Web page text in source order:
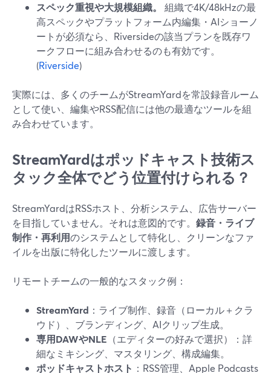
スペック重視や大規模組織。
組織で4K/48kHzの最
高スペックやプラットフォーム内編集・AIショーノ
ートが必須なら、Riversideの該当プランを既存ワ
ークフローに組み合わせるのも有効です。
(Riverside)
実際には、多くのチームがStreamYardを常設録音ルーム
として使い、編集やRSS配信には他の最適なツールを組
み合わせています。
StreamYardはポッドキャスト技術ス
タック全体でどう位置付けられる？
StreamYardはRSSホスト、分析システム、広告サーバー
を目指していません。それは意図的です。 録音・ライブ
制作・再利用のシステムとして特化し、クリーンなファ
イルを出版に特化したツールに渡します。
リモートチームの一般的なスタック例：
StreamYard ：ライブ制作、録音（ローカル＋クラ
ウド）、ブランディング、AIクリップ生成。
専用DAWやNLE （エディターの好みで選択）：詳
細なミキシング、マスタリング、構成編集。
ポッドキャストホスト ：RSS管理、Apple Podcasts